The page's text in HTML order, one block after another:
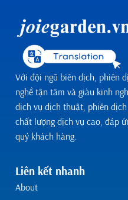
Với đội ngũ biên dịch, phiên
nghề tận tâm và giàu kinh
dịch vụ dịch thuật, phiên
chất lượng dịch vụ cao, đáp
quý khách hàng.
Liên kết nhanh
About